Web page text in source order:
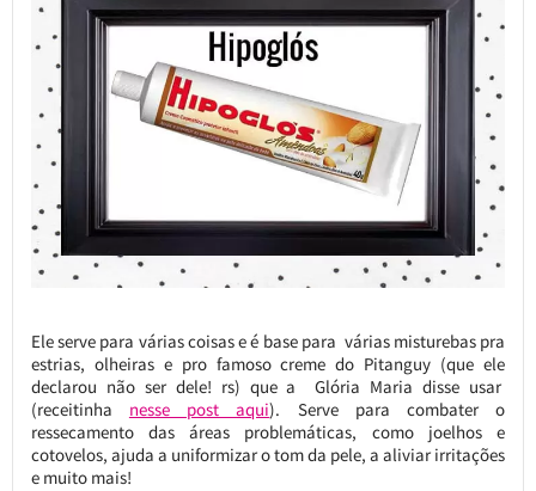
Ele serve para várias coisas e é base para várias misturebas pra
estrias, olheiras e pro famoso creme do Pitanguy (que ele
declarou não ser dele! rs) que a Glória Maria disse usar
(receitinha nesse post aqui). Serve para combater o
ressecamento das áreas problemáticas, como joelhos e
cotovelos, ajuda a uniformizar o tom da pele, a aliviar irritações
e muito mais!